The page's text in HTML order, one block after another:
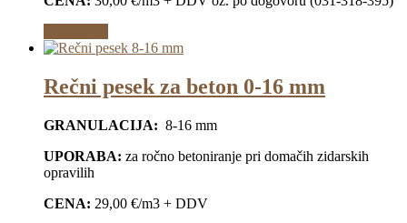
Rečni pesek za beton 0-16 mm
GRANULACIJA: 8-16 mm
UPORABA: za ročno betoniranje pri domačih zidarskih
opravilih
CENA: 29,00 €/m3 + DDV